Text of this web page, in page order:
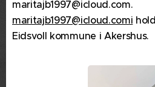
maritajb1997@icloud.com.
maritajb1997@icloud.comi
Eidsvoll kommune i Akershus.